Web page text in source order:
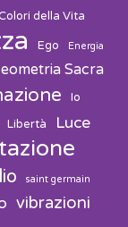
della Vita
Ego Energia
Sacra
Io
Libertà Luce
saint germain
vibrazioni